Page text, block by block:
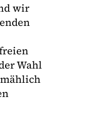
wir
Wahl